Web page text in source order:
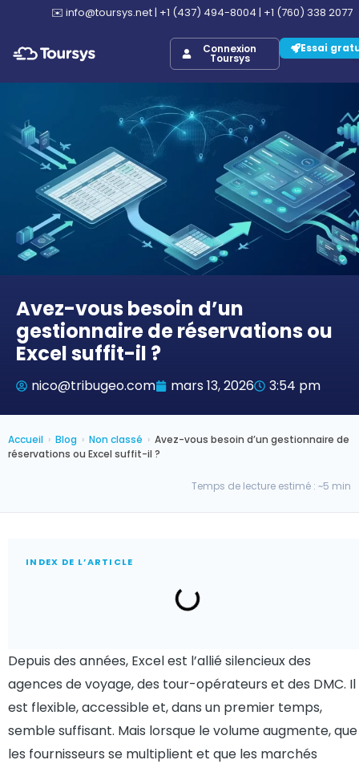
✉️ info@toursys.net| +1 (437) 494-8004 | +1 (760) 338 2077
Connexion
Toursys
Essai
Avez-vous besoin d’un
gestionnaire de réservations ou
Excel suffit-il ?
nico@tribugeo.com mars 13, 2026 3:54 pm
Accueil › Blog › Non classé › Avez-vous besoin d’un gestionnaire de
réservations ou Excel suffit-il ?
Temps de lecture estimé : ~5 min
INDEX DE L’ARTICLE
Depuis des années, Excel est l’allié silencieux des
agences de voyage, des tour-opérateurs et des DMC. Il
est flexible, accessible et, dans un premier temps,
semble suffisant. Mais lorsque le volume augmente, que
les fournisseurs se multiplient et que les marchés